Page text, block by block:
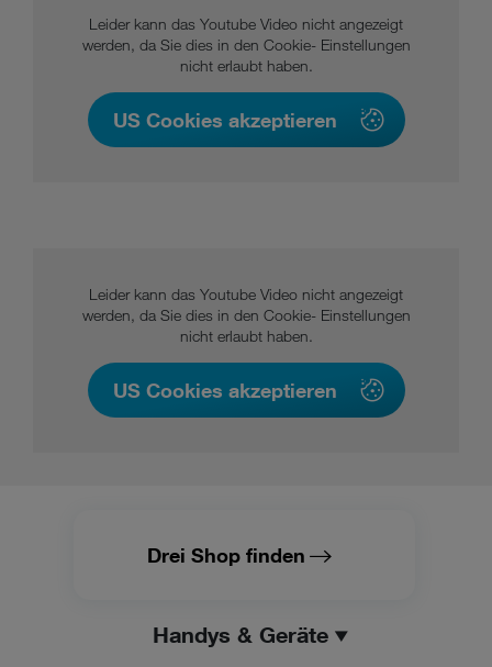
Leider kann das Youtube Video nicht angezeigt
werden, da Sie dies in den Cookie- Einstellungen
nicht erlaubt haben.
US Cookies akzeptieren
Leider kann das Youtube Video nicht angezeigt
werden, da Sie dies in den Cookie- Einstellungen
nicht erlaubt haben.
US Cookies akzeptieren
Drei Shop finden
Handys & Geräte